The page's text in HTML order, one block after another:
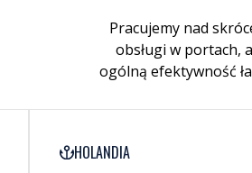
Pracujemy nad
obsługi w portach,
ogólną efektywność
HOLANDIA